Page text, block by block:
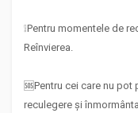
❕Pentru momentele de
Reînvierea.
🆘Pentru cei care nu
reculegere și